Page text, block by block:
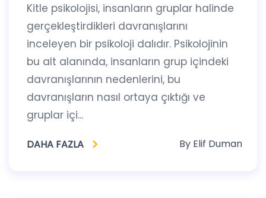
Kitle psikolojisi, insanların gruplar halinde
gerçekleştirdikleri davranışlarını
inceleyen bir psikoloji dalıdır. Psikolojinin
bu alt alanında, insanların grup içindeki
davranışlarının nedenlerini, bu
davranışların nasıl ortaya çıktığı ve
gruplar içi...
DAHA FAZLA By Elif Duman